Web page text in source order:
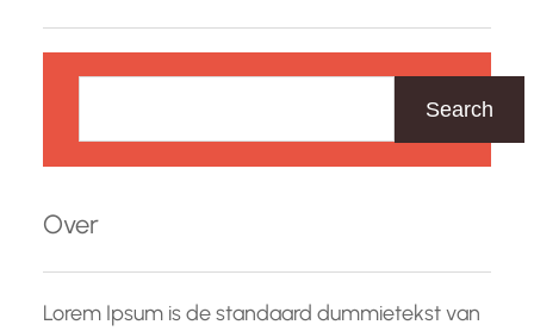
k
n
Search
Over
Lorem Ipsum is de standaard dummietekst van